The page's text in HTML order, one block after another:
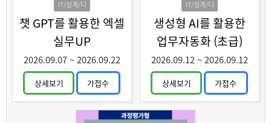
IT/설계/디
자인
챗 GPT를 활용한 엑셀
실무UP
2026.09.07~2026.09.22
상세보기 가접수
IT/설계/디
자인
생성형 AI를 활용한
업무자동화 (초급)
2026.09.12~2026.09.12
상세보기 가접수